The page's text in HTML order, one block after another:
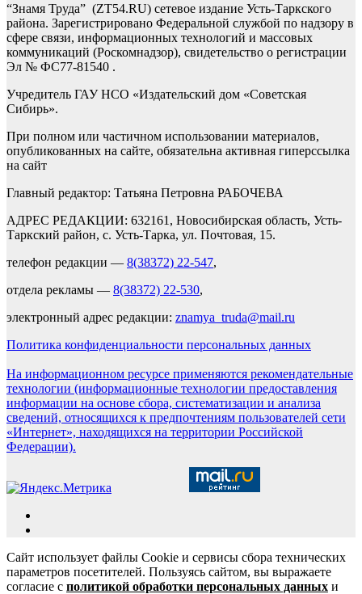
“Знамя Труда” (ZT54.RU) сетевое издание Усть-Таркского
района. Зарегистрировано Федеральной службой по надзору в
сфере связи, информационных технологий и массовых
коммуникаций (Роскомнадзор), свидетельство о регистрации
Эл № ФС77-81540 .
Учредитель ГАУ НСО «Издательский дом «Советская
Сибирь».
При полном или частичном использовании материалов,
опубликованных на сайте, обязательна активная гиперссылка
на сайт
Главный редактор: Татьяна Петровна РАБОЧЕВА
АДРЕС РЕДАКЦИИ: 632161, Новосибирская область, Усть-
Таркский район, с. Усть-Тарка, ул. Почтовая, 15.
телефон редакции — 8(38372) 22-547,
отдела рекламы — 8(38372) 22-530,
электронный адрес редакции: znamya_truda@mail.ru
Политика конфиденциальности персональных данных
На информационном ресурсе применяются рекомендательные
технологии (информационные технологии предоставления
информации на основе сбора, систематизации и анализа
сведений, относящихся к предпочтениям пользователей сети
«Интернет», находящихся на территории Российской
Федерации).
Сайт использует файлы Cookie и сервисы сбора технических
параметров посетителей. Пользуясь сайтом, вы выражаете
согласие с политикой обработки персональных данных и